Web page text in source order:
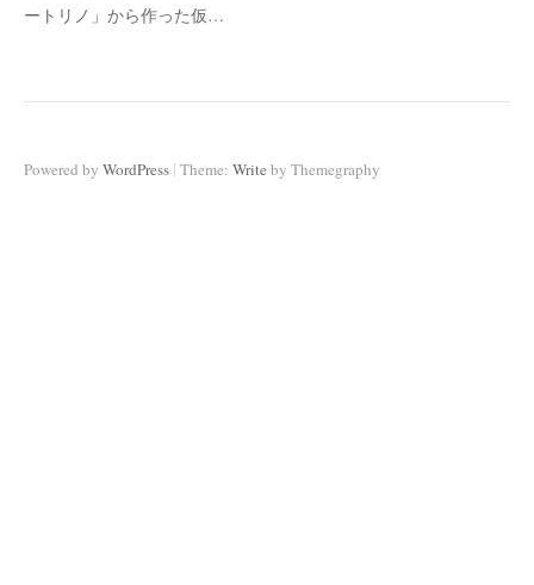
ートリノ」から作った仮…
Powered by WordPress | Theme: Write by Themegraphy